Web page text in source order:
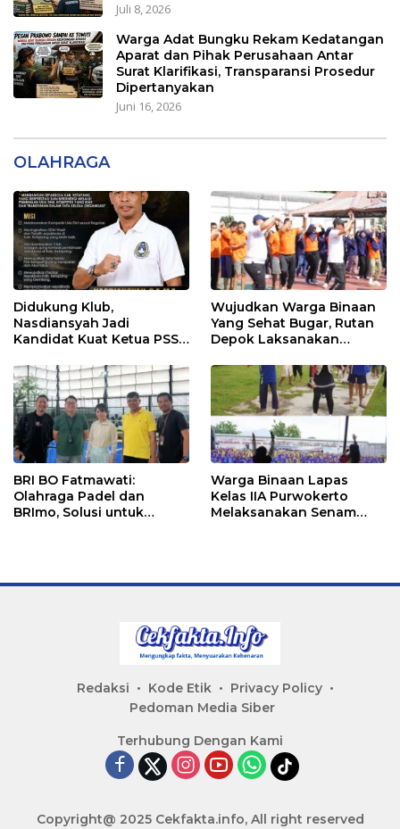
Juli 8, 2026
Warga Adat Bungku Rekam Kedatangan
Aparat dan Pihak Perusahaan Antar
Surat Klarifikasi, Transparansi Prosedur
Dipertanyakan
Juni 16, 2026
OLAHRAGA
Didukung Klub,
Nasdiansyah Jadi
Kandidat Kuat Ketua PSSI
Wujudkan Warga Binaan
Yang Sehat Bugar, Rutan
Depok Laksanakan
BRI BO Fatmawati:
Olahraga Padel dan
BRImo, Solusi untuk
Warga Binaan Lapas
Kelas IIA Purwokerto
Melaksanakan Senam
Redaksi Kode Etik
Privacy Policy
Pedoman Media Siber
Terhubung Dengan Kami
Copyright@ 2025 Cekfakta.info, All right reserved